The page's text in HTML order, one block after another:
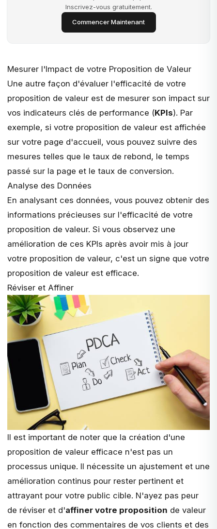
Inscrivez-vous gratuitement.
Commencer Maintenant
Mesurer l'Impact de votre Proposition de Valeur
Une autre façon d'évaluer l'efficacité de votre
proposition de valeur est de mesurer son impact sur
vos indicateurs clés de performance (KPIs). Par
exemple, si votre proposition de valeur est affichée
sur votre page d'accueil, vous pouvez suivre des
mesures telles que le taux de rebond, le temps
passé sur la page et le taux de conversion.
Analyse des Données
En analysant ces données, vous pouvez obtenir des
informations précieuses sur l'efficacité de votre
proposition de valeur. Si vous observez une
amélioration de ces KPIs après avoir mis à jour
votre proposition de valeur, c'est un signe que votre
proposition de valeur est efficace.
Réviser et Affiner
Il est important de noter que la création d'une
proposition de valeur efficace n'est pas un
processus unique. Il nécessite un ajustement et une
amélioration continus pour rester pertinent et
attrayant pour votre public cible. N'ayez pas peur
de réviser et d'affiner votre proposition de valeur
en fonction des commentaires de vos clients et des